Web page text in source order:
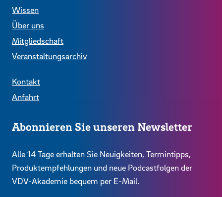
Abonnieren Sie unseren Newsletter
Alle 14 Tage erhalten Sie Neuigkeiten, Termintipps,
Produktempfehlungen und neue Podcastfolgen der
VDV-Akademie bequem per E-Mail.
Wissen
Über uns
Mitgliedschaft
Veranstaltungsarchiv
Kontakt
Anfahrt